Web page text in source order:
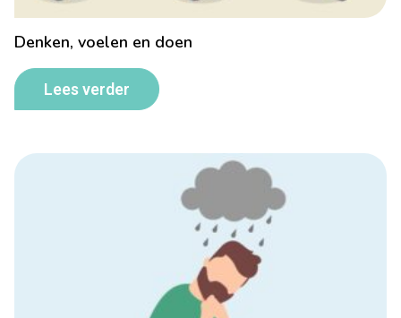
Denken, voelen en doen
Lees verder